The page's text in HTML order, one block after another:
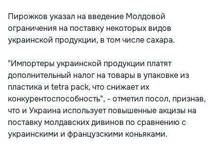
Пирожков указал на введение Молдовой
ограничения на поставку некоторых видов
украинской продукции, в том числе сахара.
"Импортеры украинской продукции платят
дополнительный налог на товары в упаковке из
пластика и tetra pack, что снижает их
конкурентоспособность", - отметил посол, признав,
что и Украина использует повышенные акцизы на
поставку молдавских дивинов по сравнению с
украинскими и французскими коньяками.